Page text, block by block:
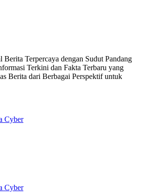
Berita Terpercaya dengan Sudut Pandang
Terkini dan Fakta Terbaru yang
Berita dari Berbagai Perspektif untuk
Cyber
Cyber